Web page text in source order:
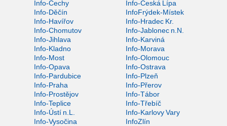
Info-Čechy
Info-Česká Lípa
Info-Děčín
InfoFrýdek-Místek
Info-Havířov
Info-Hradec Kr.
Info-Chomutov
Info-Jablonec n.N.
Info-Jihlava
Info-Karviná
Info-Kladno
Info-Morava
Info-Most
Info-Olomouc
Info-Opava
Info-Ostrava
Info-Pardubice
Info-Plzeň
Info-Praha
Info-Přerov
Info-Prostějov
Info-Tábor
Info-Teplice
Info-Třebíč
Info-Ústí n.L.
Info-Karlovy Vary
Info-Vysočina
InfoZlín